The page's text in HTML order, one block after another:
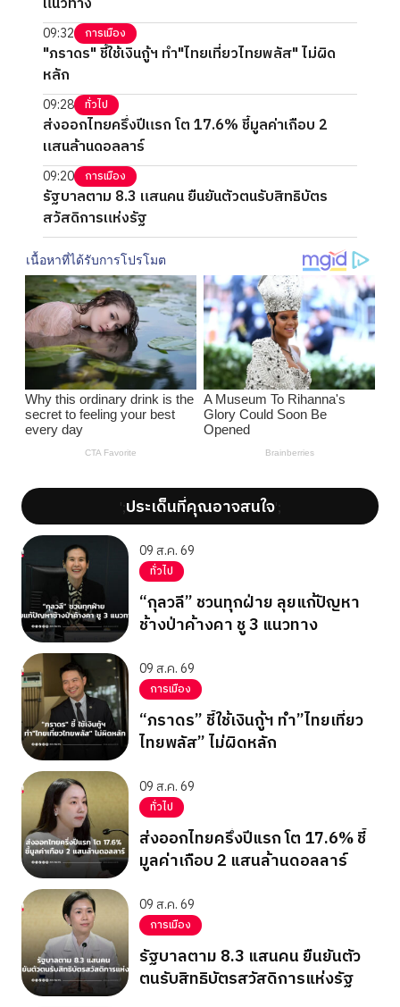
09:32 การเมือง
"ภราดร" ชี้ใช้เงินกู้ฯ ทำ"ไทยเที่ยวไทยพลัส" ไม่ผิด
หลัก
09:28 ทั่วไป
ส่งออกไทยครึ่งปีแรก โต 17.6% ชี้มูลค่าเกือบ 2
แสนล้านดอลลาร์
09:20 การเมือง
รัฐบาลตาม 8.3 แสนคน ยืนยันตัวตนรับสิทธิบัตร
สวัสดิการแห่งรัฐ
';ประเด็นที่คุณอาจสนใจ';
09 ส.ค. 69
ทั่วไป
“กุลวลี” ชวนทุกฝ่าย ลุยแก้ปัญหา
ช้างป่าค้างคา ชู 3 แนวทาง
09 ส.ค. 69
การเมือง
“ภราดร” ชี้ใช้เงินกู้ฯ ทำ”ไทยเที่ยว
ไทยพลัส” ไม่ผิดหลัก
09 ส.ค. 69
ทั่วไป
ส่งออกไทยครึ่งปีแรก โต 17.6% ชี้
มูลค่าเกือบ 2 แสนล้านดอลลาร์
09 ส.ค. 69
การเมือง
รัฐบาลตาม 8.3 แสนคน ยืนยันตัว
ตนรับสิทธิบัตรสวัสดิการแห่งรัฐ